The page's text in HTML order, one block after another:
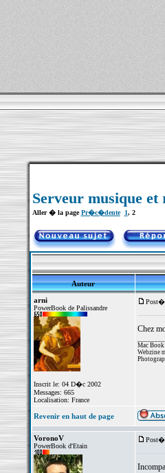
Serveur musique et
Aller � la pagePr�c�dente 1, 2
Auteur
arni
PowerBook de Palissandre
Inscrit le: 04 D�c 2002
Messages: 665
Localisation: France
Post�
Chez
Mac
Webzine
Revenir en haut de page
VoronoV
PowerBook d'Etain
Post�